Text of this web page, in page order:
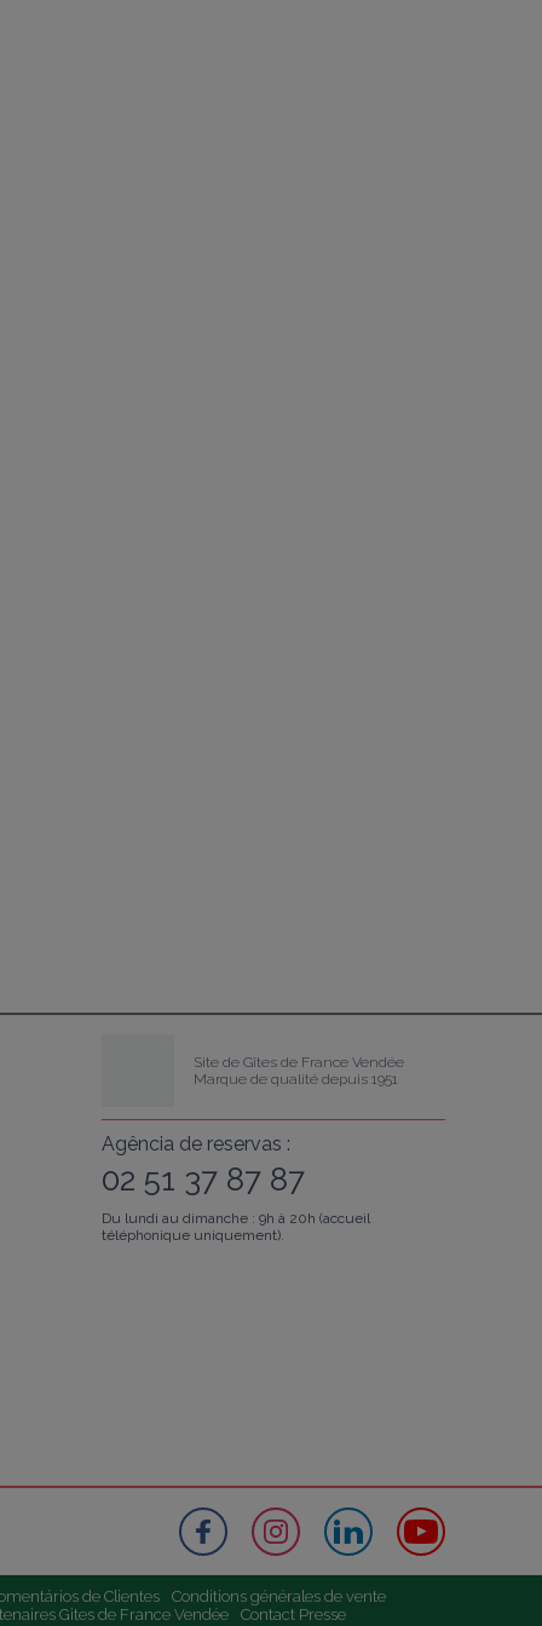
Site de Gîtes de France Vendée
Marque de qualité depuis 1951
Agência de reservas :
02 51 37 87 87
Du lundi au dimanche : 9h à 20h (accueil
téléphonique uniquement).
de Clientes
Conditions générales de vente
Gites de France Vendée Contact Presse